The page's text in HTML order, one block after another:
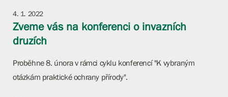
4. 1. 2022
Zveme vás na konferenci o invazních
druzích
Proběhne 8. února v rámci cyklu konferencí "K vybraným
otázkám praktické ochrany přírody".